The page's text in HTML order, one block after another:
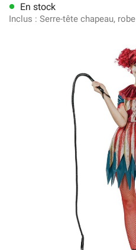
lens En stock
Inclus : Serre-tête chapeau, robe